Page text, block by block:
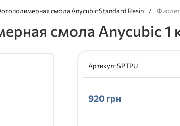
смола Anycubic Standard Resin /
смола Anycubic 1
Артикул:SPTPU
920грн